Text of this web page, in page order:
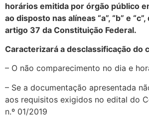
horários emitida por órgão público
ao disposto nas alíneas “a”, “b” e
artigo 37 da Constituição Federal.
Caracterizará a desclassificação do
– O não comparecimento no dia e
– Se a documentação apresentada
aos requisitos exigidos no edital do
n.º 01/2019